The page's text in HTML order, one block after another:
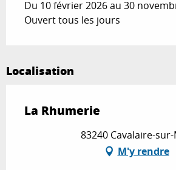
Du 10 février 2026 au 30
Ouvert tous les jours
Localisation
La Rhumerie
83240 Cavalaire-
M'y rendre